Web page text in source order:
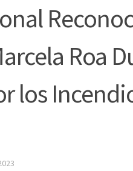
Roa
los